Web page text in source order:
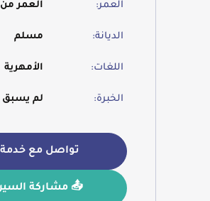
العمر: العمر من 21 إلى 30
الديانة: مسلم
اللغات: الأمهرية
الخبرة: لم يسبق
تواصل مع خدمة
📤 مشاركة